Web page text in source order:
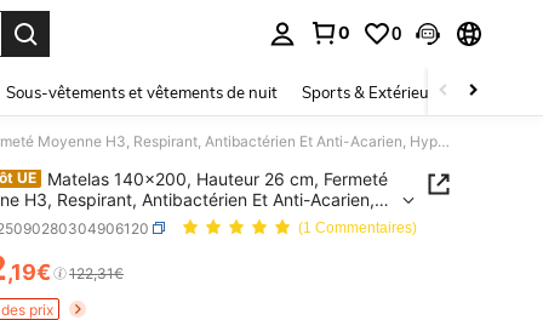
0 0
Sous-vêtements et vêtements de nuit Sports & Extérieur Enfants
Matelas 140x200, Hauteur 26 cm, Fermeté Moyenne H3, Respirant, Antibactérien Et Anti-Acarien, Hypoallergénique
UE
Matelas 140x200, Hauteur 26 cm, Fermeté
H3, Respirant, Antibactérien Et Anti-Acarien,
(1 Commentaires)
AND AVAILABILITY
,19€
122,31€
prix